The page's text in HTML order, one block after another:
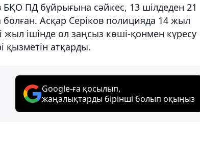
БҚО ПД бұйрығына сәйкес, 13 шілдеден 21
Асқар Серіков полицияда 14 жыл
жыл ішінде ол заңсыз көші-қонмен күресу
қызметін атқарды.
Google-ға қосылып,
жаңалықтарды бірінші болып оқыңыз